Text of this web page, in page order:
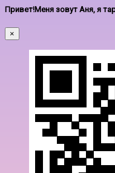
Привет!Меня зовут Аня, я
×